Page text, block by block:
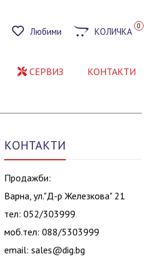
Любими КОЛИЧКА 0
СЕРВИЗ КОНТАКТИ
КОНТАКТИ
Продажби:
Варна, ул."Д-р Железкова" 21
тел: 052/303999
моб.тел: 088/5303999
email: sales@dig.bg